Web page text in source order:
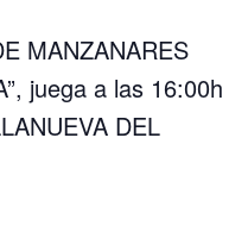
MANZANARES
juega a las 16:00h
DEL